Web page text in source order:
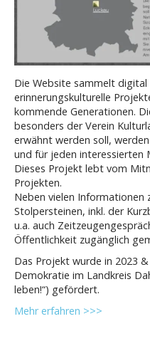
Die Website sammelt
erinnerungskulturelle
kommende Generationen.
besonders der Verein
erwähnt werden soll,
und für jeden interessierten
Dieses Projekt lebt vom
Projekten.
Neben vielen Informationen
Stolpersteinen, inkl. der
u.a. auch
Öffentlichkeit zugänglich
Das Projekt wurde in 2023
Demokratie im Landkreis
leben!“) gefördert.
Mehr erfahren >>>